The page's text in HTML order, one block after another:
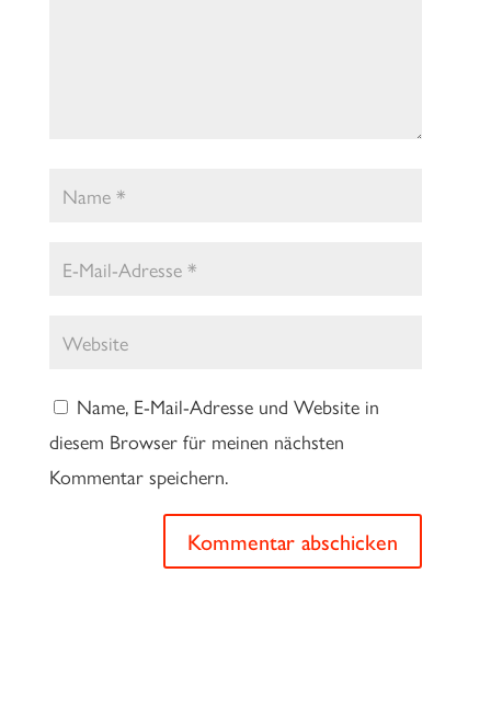
Name, E-Mail-Adresse und Website in
diesem Browser für meinen nächsten
Kommentar speichern.
Kommentar abschicken